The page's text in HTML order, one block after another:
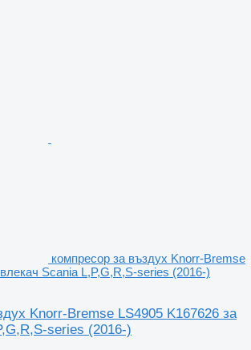
компресор за въздух Knorr-Bremse
Scania L,P,G,R,S-series (2016-)
Knorr-Bremse LS4905 K167626 за
series (2016-)